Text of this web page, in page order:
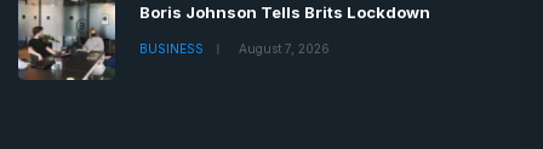
Boris Johnson Tells Brits Lockdown
BUSINESS August 7, 2026